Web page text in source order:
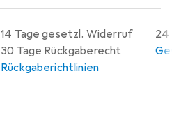
14 Tage gesetzl. Widerruf
30 Tage Rückgaberecht
Rückgaberichtlinien
24